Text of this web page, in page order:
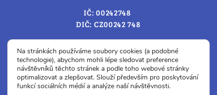
IČ: 00242748
DIČ: CZ00242 748
Cookies – změna souhlasu
Prohlášení o přístupnosti
Na stránkách používáme soubory cookies (a podobné
technologie), abychom mohli lépe sledovat preference
návštěvníků těchto stránek a podle toho webové stránky
optimalizovat a zlepšovat. Slouží především pro poskytování
funkcí sociálních médií a analýze naší návštěvnosti.